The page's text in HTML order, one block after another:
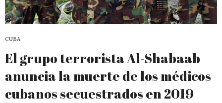
CUBA
El grupo terrorista Al-Shabaab
anuncia la muerte de los médicos
cubanos secuestrados en 2019